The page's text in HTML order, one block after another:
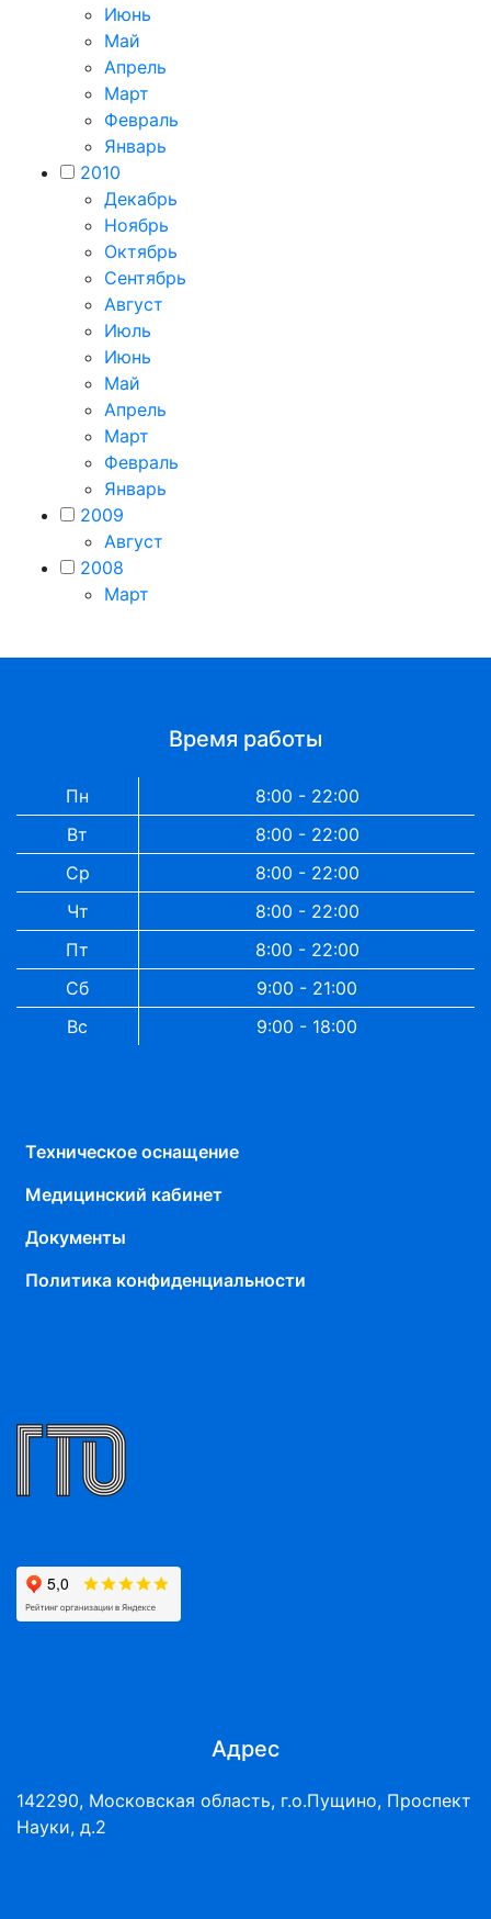
Июнь
Май
Апрель
Март
Февраль
Январь
2010
Декабрь
Ноябрь
Октябрь
Сентябрь
Август
Июль
Июнь
Май
Апрель
Март
Февраль
Январь
2009
Август
2008
Март
Время работы
Пн
8:00 - 22:00
Вт
8:00 - 22:00
Ср
8:00 - 22:00
Чт
8:00 - 22:00
Пт
8:00 - 22:00
Сб
9:00 - 21:00
Вс
9:00 - 18:00
Техническое оснащение
Медицинский кабинет
Документы
Политика конфиденциальности
Адрес
142290, Московская область, г.о.Пущино, Проспект
Науки, д.2